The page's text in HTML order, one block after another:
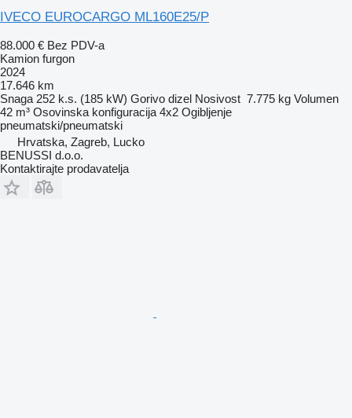
IVECO EUROCARGO ML160E25/P
88.000 € Bez PDV-a
Kamion furgon
2024
17.646 km
Snaga 252 k.s. (185 kW) Gorivo dizel Nosivost 7.775 kg Volumen
42 m³ Osovinska konfiguracija 4x2 Ogibljenje
pneumatski/pneumatski
Hrvatska, Zagreb, Lucko
BENUSSI d.o.o.
Kontaktirajte prodavatelja